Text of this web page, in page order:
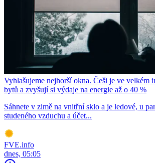
Vyhlašujeme nejhorší okna. Češi je ve velkém
bytů a zvyšují si výdaje na energie až o 40 %
Sáhnete v zimě na vnitřní sklo a je ledové, u
studeného vzduchu a účet...
FVE.info
dnes, 05:05